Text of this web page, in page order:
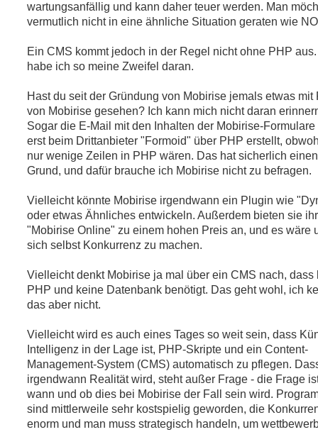
wartungsanfällig und kann daher teuer werden. Man
vermutlich nicht in eine ähnliche Situation geraten wie
Ein CMS kommt jedoch in der Regel nicht ohne PHP
habe ich so meine Zweifel daran.
Hast du seit der Gründung von Mobirise jemals etwas mit
von Mobirise gesehen? Ich kann mich nicht daran
Sogar die E-Mail mit den Inhalten der Mobirise-Formulare
erst beim Drittanbieter "Formoid" über PHP erstellt,
nur wenige Zeilen in PHP wären. Das hat sicherlich einen
Grund, und dafür brauche ich Mobirise nicht zu befragen.
Vielleicht könnte Mobirise irgendwann ein Plugin wie
oder etwas Ähnliches entwickeln. Außerdem bieten sie ihr
"Mobirise Online" zu einem hohen Preis an, und es wäre
sich selbst Konkurrenz zu machen.
Vielleicht denkt Mobirise ja mal über ein CMS nach, dass
PHP und keine Datenbank benötigt. Das geht wohl, ich
das aber nicht.
Vielleicht wird es auch eines Tages so weit sein, dass
Intelligenz in der Lage ist, PHP-Skripte und ein Content-
Management-System (CMS) automatisch zu pflegen.
irgendwann Realität wird, steht außer Frage - die Frage
wann und ob dies bei Mobirise der Fall sein wird.
sind mittlerweile sehr kostspielig geworden, die
enorm und man muss strategisch handeln, um